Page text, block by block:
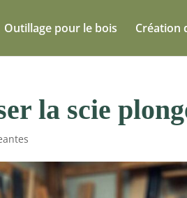
Outillage pour le bois Création
la scie